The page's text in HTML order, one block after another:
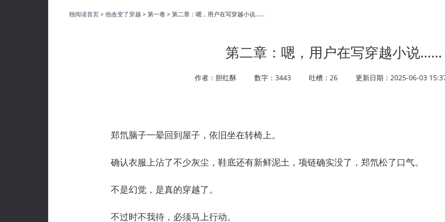
独阅读首页>他改变了穿越 > 第一卷 > 第二章：嗯，用户在写穿越小说……
第二章：嗯，用户在写穿越小说……
作者：胆红酥 数字：3443 吐槽：26 更新日期：2025-06-03
郑氘脑子一晕回到屋子，依旧坐在转椅上。
确认衣服上沾了不少灰尘，鞋底还有新鲜泥土，项链确实没了，郑氘松了口气。
不是幻觉，是真的穿越了。
不过时不我待，必须马上行动。